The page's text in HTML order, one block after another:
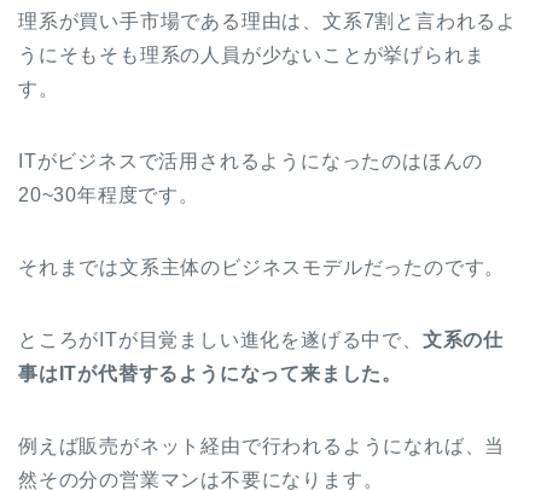
理系が買い手市場である理由は、文系7割と言われるよ
うにそもそも理系の人員が少ないことが挙げられま
す。
ITがビジネスで活用されるようになったのはほんの
20~30年程度です。
それまでは文系主体のビジネスモデルだったのです。
ところがITが目覚ましい進化を遂げる中で、 文系の仕
事はITが代替するようになって来ました。
例えば販売がネット経由で行われるようになれば、当
然その分の営業マンは不要になります。